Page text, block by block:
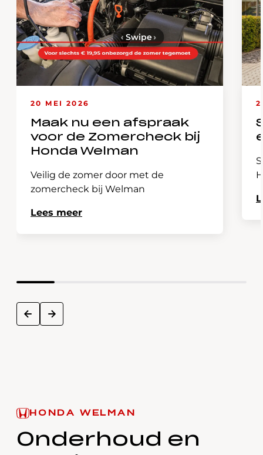
20 MEI 2026
Maak nu een afspraak
voor de Zomercheck bij
Honda Welman
Veilig de zomer door met de
zomercheck bij Welman
Lees meer
prev next
‹ Swipe›
HONDA WELMAN
Onderhoud en